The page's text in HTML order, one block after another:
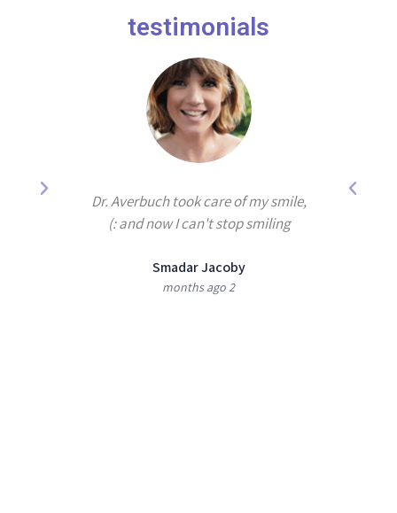
testimonials
Dr. Averbuch took care of my smile,
and now I can't stop smiling :)
Smadar Jacoby
2 months ago
by